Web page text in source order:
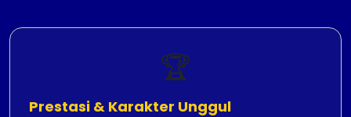
🏆
Prestasi & Karakter Unggul